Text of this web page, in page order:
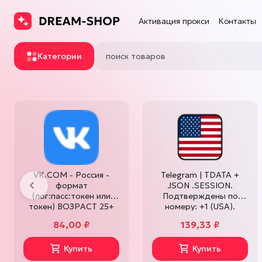
Активация прокси Контакты
Категории
Предыдущий
VK.COM - Россия -
формат
(лог:пасс:токен или
токен) ВОЗРАСТ 25+
друзей
84,00 ₽
Купить
Telegram | TDATA +
JSON .SESSION.
Подтверждены по
номеру: +1 (USA).
60+ дней. Включена
двухфакторная
аутентификация.
Страна регистрации:
139,33 ₽
Купить